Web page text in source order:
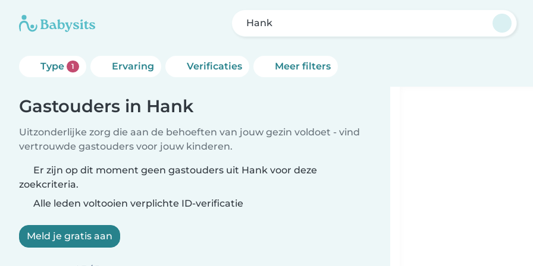
Hank
Type 1 Ervaring Verificaties Meer filters
Gastouders in Hank
Uitzonderlijke zorg die aan de behoeften van jouw gezin voldoet - vind
vertrouwde gastouders voor jouw kinderen.
Er zijn op dit moment geen gastouders uit Hank voor deze
zoekcriteria.
Alle leden voltooien verplichte ID-verificatie
Meld je gratis aan